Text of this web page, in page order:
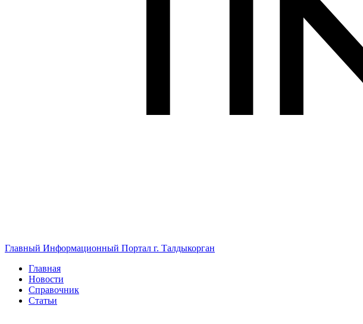
Главный Информационный Портал г. Талдыкорган
Главная
Новости
Справочник
Статьи